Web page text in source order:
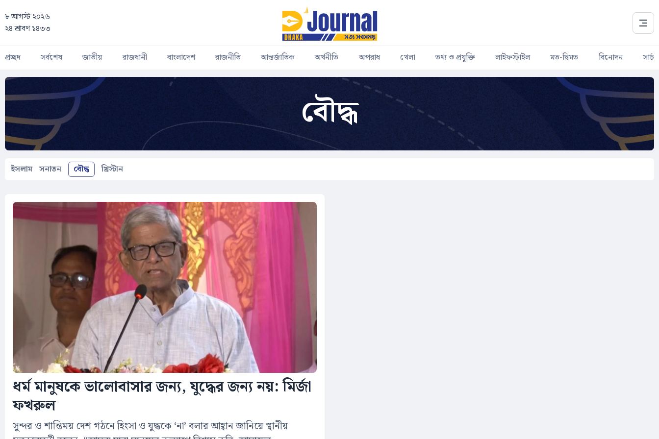
৮ আগস্ট ২০২৬
২৪ শ্রাবণ ১৪৩৩
প্রচ্ছদ সর্বশেষ জাতীয় রাজধানী বাংলাদেশ রাজনীতি আন্তর্জাতিক অর্থনীতি অপরাধ খেলা তথ্য ও প্রযুক্তি লাইফস্টাইল মত-দ্বিমত বিনোদন সার্চ
বৌদ্ধ
ইসলাম সনাতন বৌদ্ধ খ্রিস্টান
ধর্ম মানুষকে ভালোবাসার জন্য, যুদ্ধের জন্য নয়: মির্জা
ফখরুল
সুন্দর ও শান্তিময় দেশ গঠনে হিংসা ও যুদ্ধকে ‘না’ বলার আহ্বান জানিয়ে স্থানীয়